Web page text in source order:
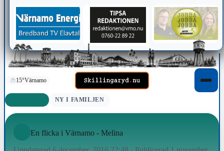
15°Värnamo
NY I FAMILJEN
En flicka i Värnamo - Melina